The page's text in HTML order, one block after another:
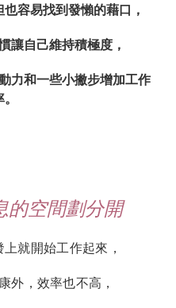
容易找到發懶的藉口，
讓自己維持積極度，
力和一些小撇步增加工作
的空間劃分開
就開始工作起來，
外，效率也不高，